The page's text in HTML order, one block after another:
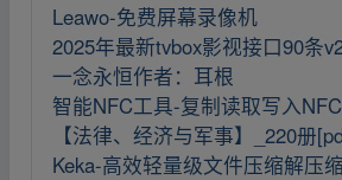
Leawo-免费屏幕录像机
2025年最新tvbox影视接口90条
一念永恒作者：耳根
智能NFC工具-复制读取写入
【法律、经济与军事】_220册
Keka-高效轻量级文件压缩解压